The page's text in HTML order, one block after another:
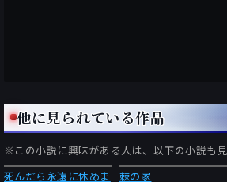
他に見られている作品
※この小説に興味がある人は、以下の小説も見
死んだら永遠に休めま
棘の家